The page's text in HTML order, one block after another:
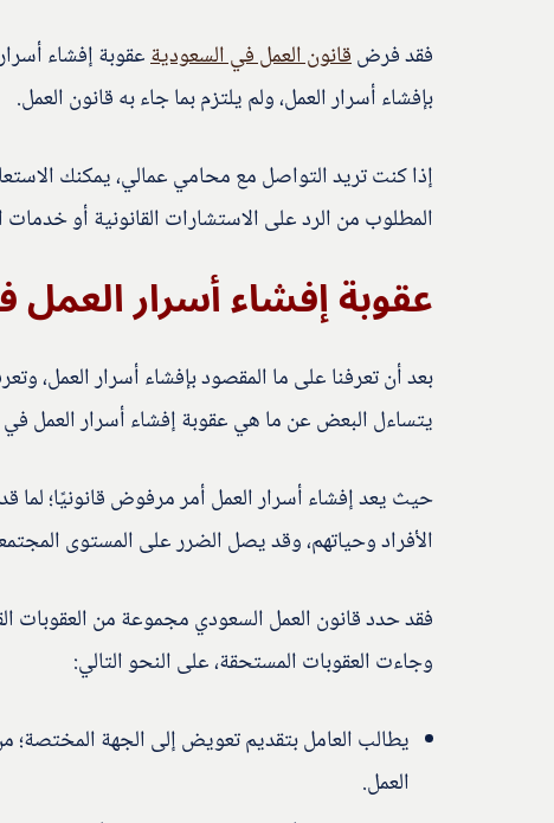
فقد فرضقانون العمل في السعوديةعقوبة إفشاء
بإفشاء أسرار العمل، ولم يلتزم بما جاء به قانون العمل.
إذا كنت تريد التواصل مع محامي عمالي، يمكنك
المطلوب من الرد على الاستشارات القانونية أو خدمات
عقوبة إفشاء أسرار
بعد أن تعرفنا على ما المقصود بإفشاء أسرار العمل،
يتساءل البعض عن ما هي عقوبة إفشاء أسرار العمل في
حيث يعد إفشاء أسرار العمل أمر مرفوض قانونيًا؛
الأفراد وحياتهم، وقد يصل الضرر على المستوى
فقد حدد قانون العمل السعودي مجموعة من العقوبات
وجاءت العقوبات المستحقة، على النحو التالي:
يطالب العامل بتقديم تعويض إلى الجهة
العمل.